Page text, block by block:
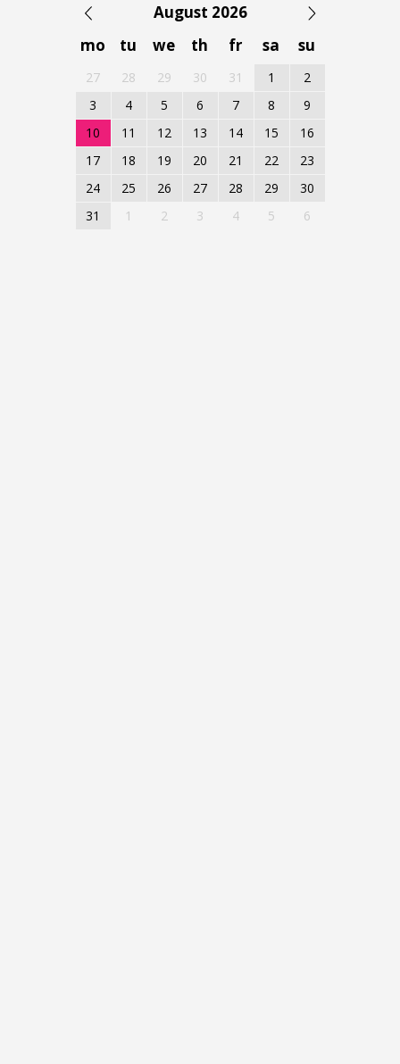
August 2026
mo
tu we th fr sa su
27 28 29 30 31 1
2
3
4 5 6 7 8
9
10
11 12 13 14 15
16
17
18 19 20 21 22
23
24
25 26 27 28 29
30
31
1 2 3 4 5 6